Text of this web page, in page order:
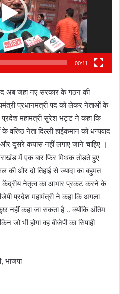
00:11
अब जहां नए सरकार के गठन की
प्रधानमंत्री पद को लेकर नेताओं के
प्रदेश महामंत्री सुरेश भट्ट ने कहा कि
वरिष्ठ नेता दिल्ली हाईकमान को धन्यवाद
दूसरे कयास नहीं लगाए जाने चाहिए ।
में एक बार फिर मिथक तोड़ते हुए
की और दो तिहाई से ज्यादा का बहुमत
केंद्रीय नेतृत्व का आभार प्रकट करने के
प्रदेश महामंत्री ने कहा कि अगला
नहीं कहा जा सकता है .. क्योंकि अंतिम
जो भी होगा वह बीजेपी का सिपाही
भाजपा